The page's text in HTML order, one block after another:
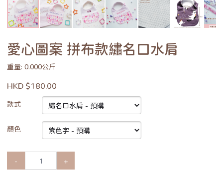
愛心圖案 拼布款繡名口水肩
重量: 0.000公斤
HKD $180.00
款式
顏色
- +